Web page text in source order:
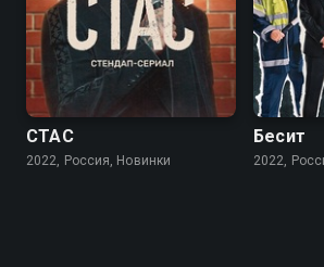
СТАС
2022, Россия, Новинки
Бесит
2022,